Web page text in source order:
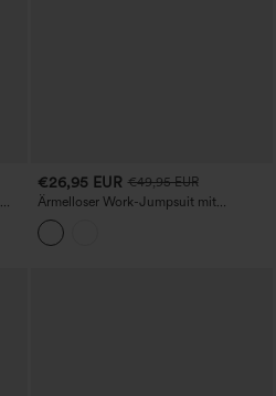
€26,95 EUR €49,95 EUR
Ärmelloser Work-Jumpsuit mit
Stehkragen (Mock-neck),
Reißverschluss, weitem Bein und
Taschen